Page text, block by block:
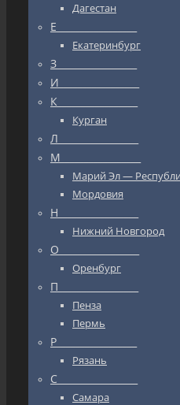
Дагестан
Е_________________
Екатеринбург
З_________________
И_________________
К_________________
Курган
Л_________________
М_________________
Марий Эл —
Мордовия
Н_________________
Нижний Новгород
О_________________
Оренбург
П_________________
Пенза
Пермь
Р_________________
Рязань
С_________________
Самара